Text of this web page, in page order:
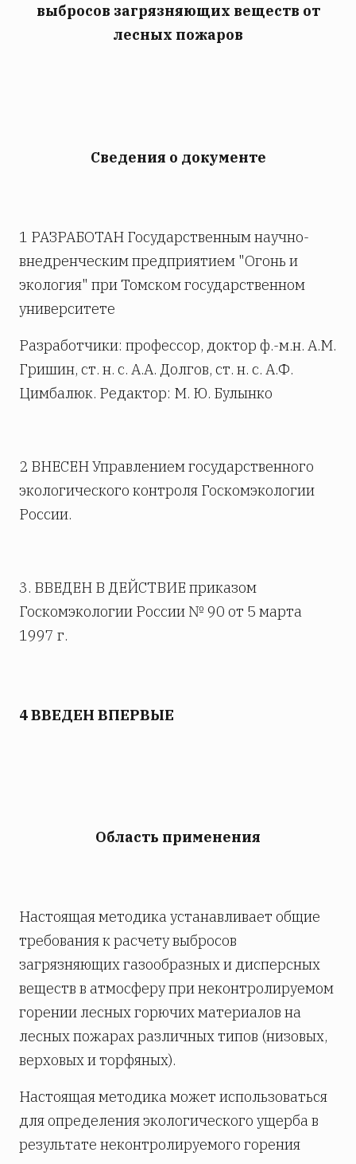
выбросов загрязняющих веществ от
лесных пожаров
Сведения о документе
1 РАЗРАБОТАН Государственным научно-
внедренческим предприятием "Огонь и
экология" при Томском государственном
университете
Разработчики: профессор, доктор ф.-м.н. А.М.
Гришин, ст. н. с. А.А. Долгов, ст. н. с. А.Ф.
Цимбалюк. Редактор: М. Ю. Булынко
2 ВНЕСЕН Управлением государственного
экологического контроля Госкомэкологии
России.
3. ВВЕДЕН В ДЕЙСТВИЕ приказом
Госкомэкологии России № 90 от 5 марта
1997 г.
4 ВВЕДЕН ВПЕРВЫЕ
Область применения
Настоящая методика устанавливает общие
требования к расчету выбросов
загрязняющих газообразных и дисперсных
веществ в атмосферу при неконтролируемом
горении лесных горючих материалов на
лесных пожарах различных типов (низовых,
верховых и торфяных).
Настоящая методика может использоваться
для определения экологического ущерба в
результате неконтролируемого горения